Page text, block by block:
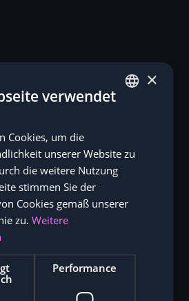
×
verwendet
Cookies, um die
unserer Website zu
die weitere Nutzung
stimmen Sie der
Cookies gemäß unserer
zu. Weitere
Performance